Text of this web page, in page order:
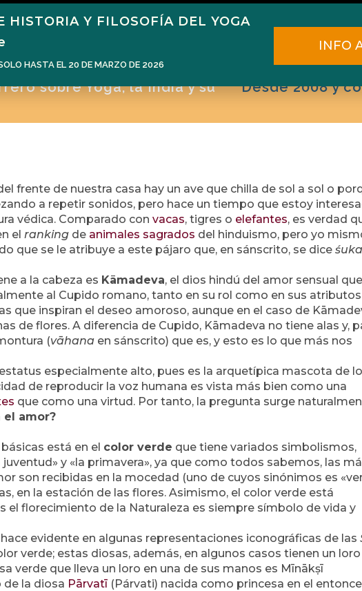
Home Narén Herrero Blog
sobre Yoga, la India y su
Desde 2008 y
frente de nuestra casa hay un ave que chilla de sol a sol o
a repetir sonidos, pero hace un tiempo que estoy
védica. Comparado con vacas, tigres o elefantes, es verdad
el ranking de animales sagrados del hinduismo, pero yo
que se le atribuye a este pájaro que, en sánscrito, se dice śuka
a la cabeza es Kāmadeva, el dios hindú del amor sensual
al Cupido romano, tanto en su rol como en sus atributos
que inspiran el deseo amoroso, aunque en el caso de
de flores. A diferencia de Cupido, Kāmadeva no tiene alas y,
(vāhana en sánscrito) que es, y esto es lo que más nos
especialmente alto, pues es la arquetípica mascota de
de reproducir la voz humana es vista más bien como una
que como una virtud. Por tanto, la pregunta surge
el amor?
está en el color verde que tiene variados simbolismos,
y «la primavera», ya que como todos sabemos, las
son recibidas en la mocedad (uno de cuyos sinónimos es
en la estación de las flores. Asimismo, el color verde está
el florecimiento de la Naturaleza es siempre símbolo de vida y
evidente en algunas representaciones iconográficas de las
verde; estas diosas, además, en algunos casos tienen un loro
verde que lleva un loro en una de sus manos es Mīnākṣī
de la diosa Pārvatī (Párvati) nacida como princesa en el
HISTORIA Y FILOSOFÍA DEL YOGA
HASTA EL 20 DE MARZO DE 2026
INFO